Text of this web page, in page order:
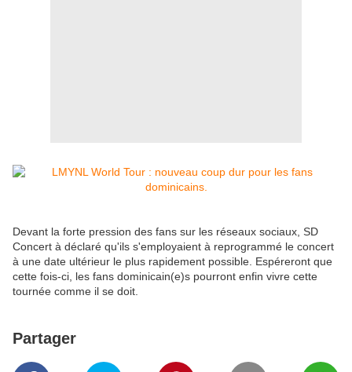
Devant la forte pression des fans sur les réseaux sociaux, SD
Concert à déclaré qu'ils s'employaient à reprogrammé le concert
à une date ultérieur le plus rapidement possible. Espéreront que
cette fois-ci, les fans dominicain(e)s pourront enfin vivre cette
tournée comme il se doit.
Partager